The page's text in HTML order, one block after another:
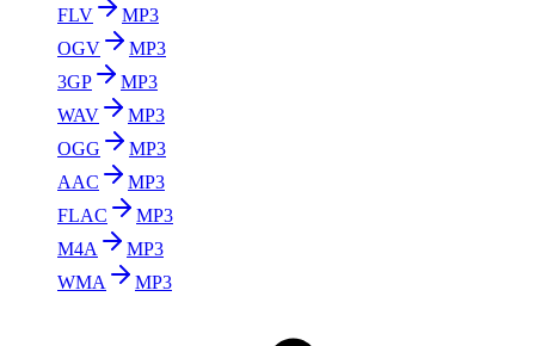
FLV
MP3
OGV
MP3
3GP
MP3
WAV
MP3
OGG
MP3
AAC
MP3
FLAC
MP3
M4A
MP3
WMA
MP3